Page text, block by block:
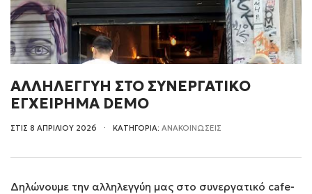
ΑΛΛΗΛΕΓΓΥΗ ΣΤΟ ΣΥΝΕΡΓΑΤΙΚΟ
ΕΓΧΕΙΡΗΜΑ DEMO
ΣΤΙΣ 8 ΑΠΡΙΛΙΟΥ 2026 ΚΑΤΗΓΟΡΙΑ: ΑΝΑΚΟΙΝΩΣΕΙΣ
Δηλώνουμε την αλληλεγγύη μας στο συνεργατικό cafe-